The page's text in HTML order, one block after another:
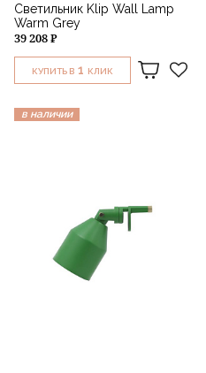
Светильник Klip Wall Lamp
Warm Grey
39 208 ₽
КУПИТЬ В 1 КЛИК
в наличии